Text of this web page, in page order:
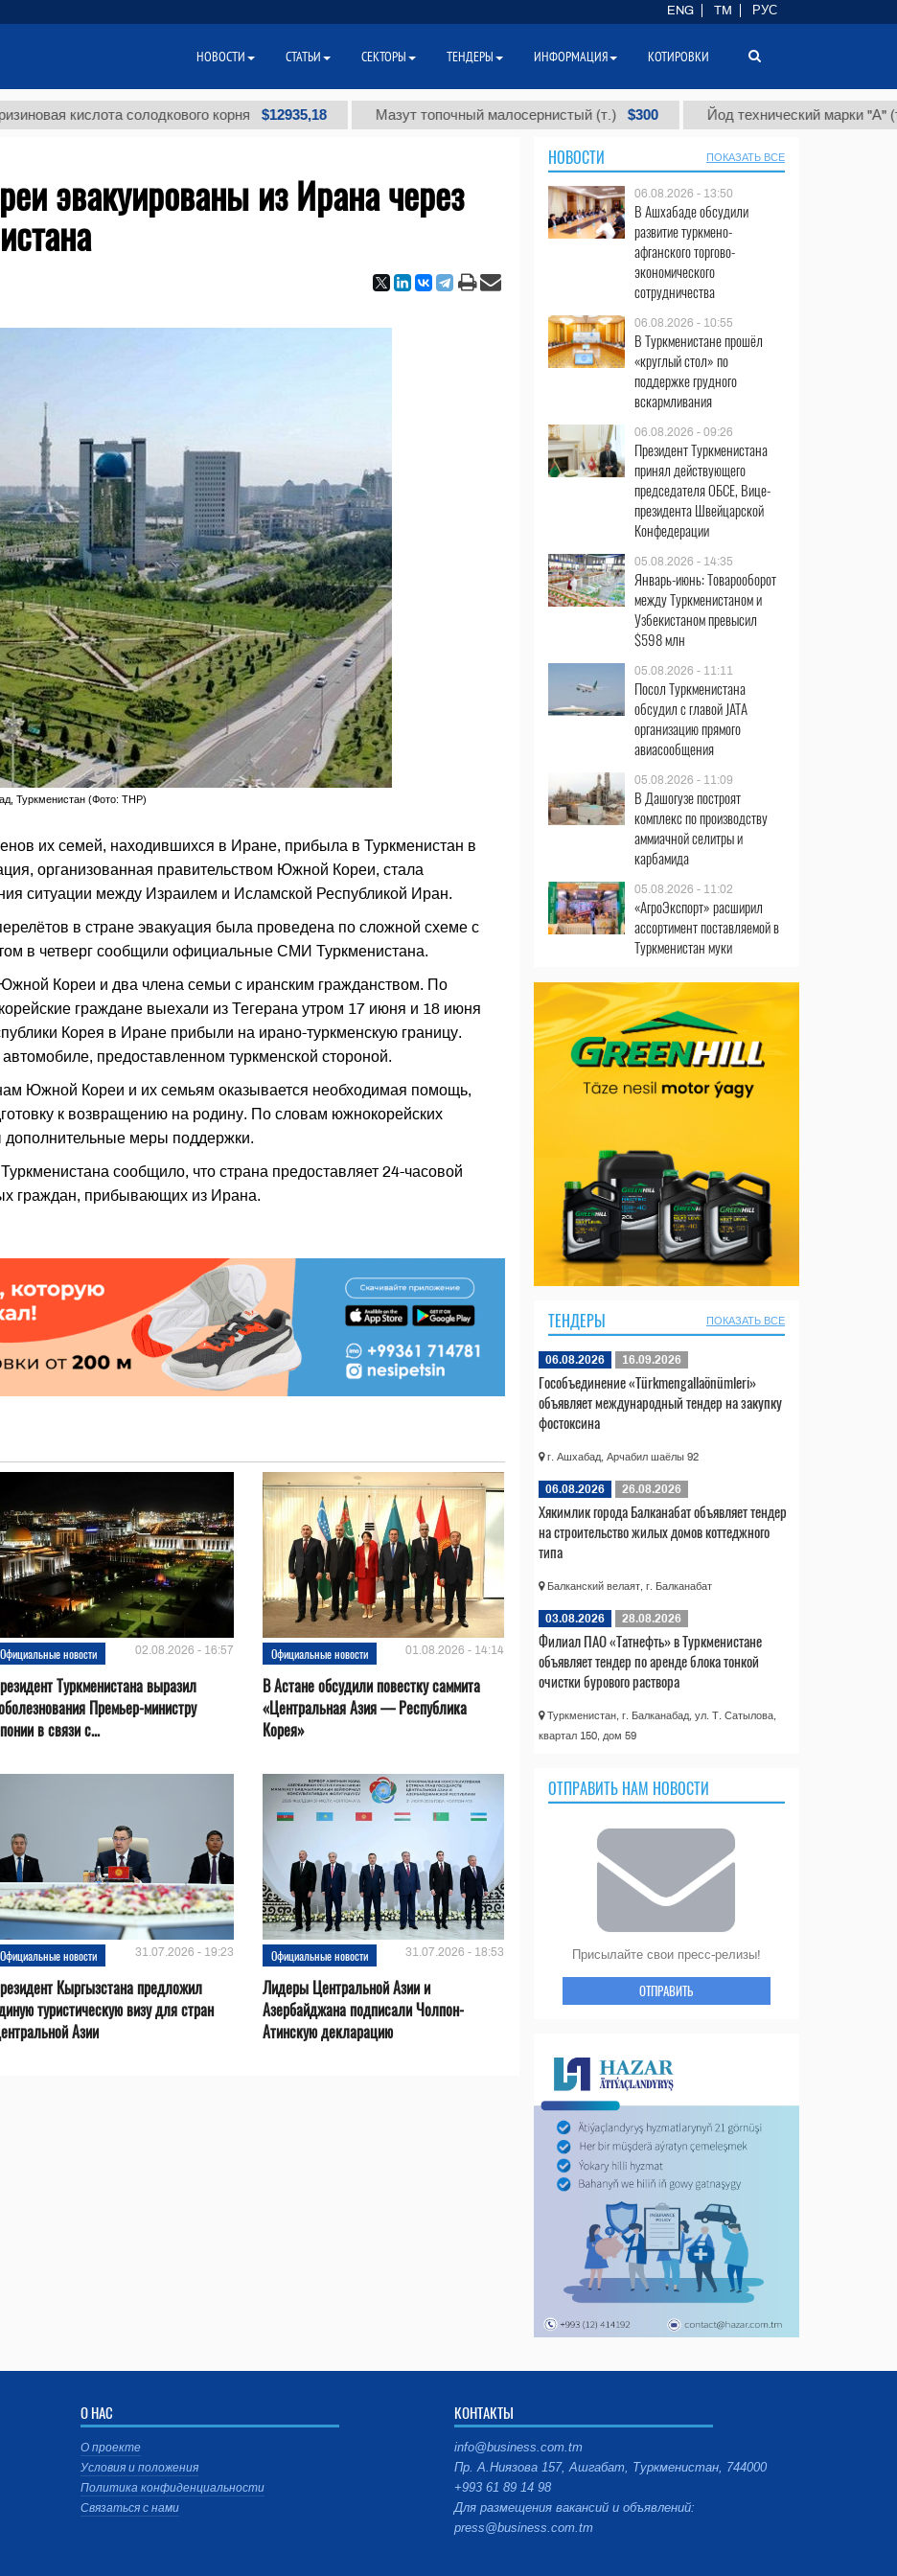
кислота солодкового корня $12935,18 Мазут топочный малосернистый (т.) $300 Йод технический марки "А" (т.) $86
эвакуированы из Ирана через
Туркменистан (Фото: THP)
их семей, находившихся в Иране, прибыла в Туркменистан в
организованная правительством Южной Кореи, стала
ситуации между Израилем и Исламской Республикой Иран.
в стране эвакуация была проведена по сложной схеме с
в четверг сообщили официальные СМИ Туркменистана.
Кореи и два члена семьи с иранским гражданством. По
граждане выехали из Тегерана утром 17 июня и 18 июня
Корея в Иране прибыли на ирано-туркменскую границу.
предоставленном туркменской стороной.
Южной Кореи и их семьям оказывается необходимая помощь,
к возвращению на родину. По словам южнокорейских
дополнительные меры поддержки.
сообщило, что страна предоставляет 24-часовой
граждан, прибывающих из Ирана.
Официальные новости 02.08.2026 - 16:57
Туркменистана выразил
Премьер-министру
в связи с...
Официальные новости 01.08.2026 - 14:14
В Астане обсудили повестку саммита
«Центральная Азия — Республика
Корея»
Официальные новости 31.07.2026 - 19:23
Кыргызстана предложил
туристическую визу для стран
Азии
Официальные новости 31.07.2026 - 18:53
Лидеры Центральной Азии и
Азербайджана подписали Чолпон-
Атинскую декларацию
НОВОСТИ ПОКАЗАТЬ ВСЕ
06.08.2026 - 13:50
В Ашхабаде обсудили
развитие туркмено-
афганского торгово-
экономического
сотрудничества
06.08.2026 - 10:55
В Туркменистане прошёл
«круглый стол» по
поддержке грудного
вскармливания
06.08.2026 - 09:26
Президент Туркменистана
принял действующего
председателя ОБСЕ, Вице-
президента Швейцарской
Конфедерации
05.08.2026 - 14:35
Январь-июнь: Товарооборот
между Туркменистаном и
Узбекистаном превысил
$598 млн
05.08.2026 - 11:11
Посол Туркменистана
обсудил с главой JATA
организацию прямого
авиасообщения
05.08.2026 - 11:09
В Дашогузе построят
комплекс по производству
аммиачной селитры и
карбамида
05.08.2026 - 11:02
«АгроЭкспорт» расширил
ассортимент поставляемой в
Туркменистан муки
ТЕНДЕРЫ ПОКАЗАТЬ ВСЕ
06.08.2026 16.09.2026
Гособъединение «Türkmengallaönümleri»
объявляет международный тендер на закупку
фостоксина
г. Ашхабад, Арчабил шаёлы 92
06.08.2026 26.08.2026
Хякимлик города Балканабат объявляет тендер
на строительство жилых домов коттеджного
типа
Балканский велаят, г. Балканабат
03.08.2026 28.08.2026
Филиал ПАО «Татнефть» в Туркменистане
объявляет тендер по аренде блока тонкой
очистки бурового раствора
Туркменистан, г. Балканабад, ул. Т. Сатылова,
квартал 150, дом 59
ОТПРАВИТЬ НАМ НОВОСТИ
Присылайте свои пресс-релизы!
ОТПРАВИТЬ
О НАС
О проекте
Условия и положения
Политика конфиденциальности
Связаться с нами
КОНТАКТЫ
info@business.com.tm
Пр. А.Ниязова 157, Ашгабат, Туркменистан, 744000
+993 61 89 14 98
Для размещения вакансий и объявлений:
press@business.com.tm
ENG TM РУС
НОВОСТИ СТАТЬИ СЕКТОРЫ ТЕНДЕРЫ ИНФОРМАЦИЯ КОТИРОВКИ